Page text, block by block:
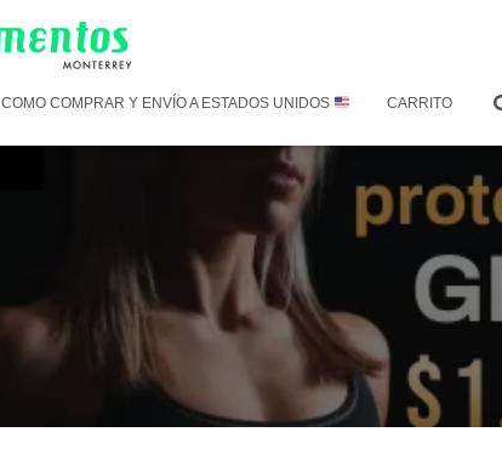
COMO COMPRAR Y ENVÍO A ESTADOS UNIDOS CARRITO